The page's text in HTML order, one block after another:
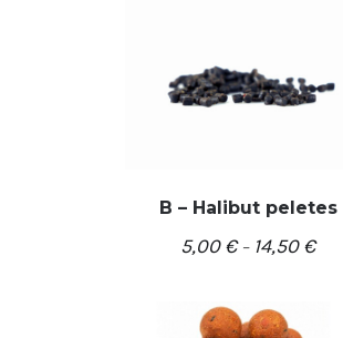
PASIRINKTI SAVYBES
B – Halibut peletes
5,00€– 14,50€